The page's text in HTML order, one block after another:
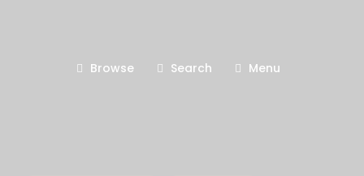
Browse Search Menu